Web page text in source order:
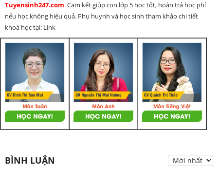
Tuyensinh247.com. Cam kết giúp con lớp 5 học tốt, hoàn trả học phí
nếu học không hiệu quả. Phụ huynh và học sinh tham khảo chi tiết
khoá học tại: Link
BÌNH LUẬN